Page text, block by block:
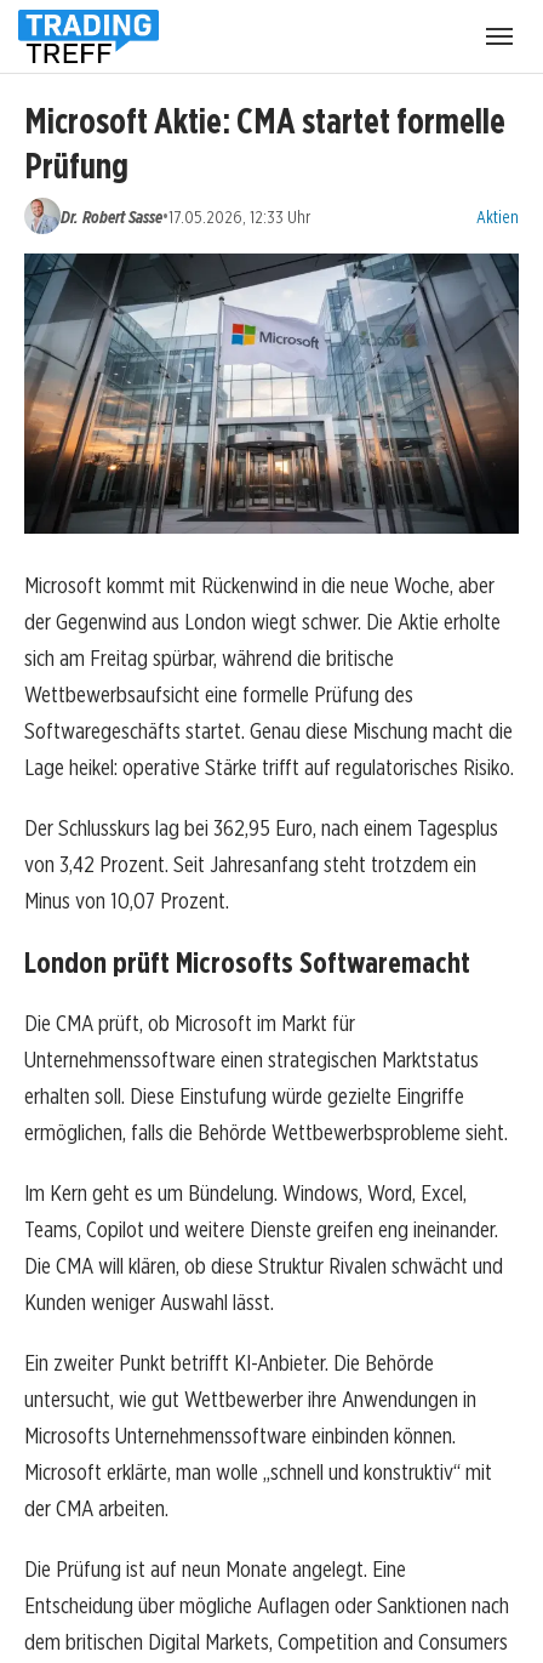
Microsoft Aktie: CMA startet formelle
Prüfung
Dr. Robert Sasse•17.05.2026, 12:33 Uhr Aktien
Microsoft kommt mit Rückenwind in die neue Woche, aber
der Gegenwind aus London wiegt schwer. Die Aktie erholte
sich am Freitag spürbar, während die britische
Wettbewerbsaufsicht eine formelle Prüfung des
Softwaregeschäfts startet. Genau diese Mischung macht die
Lage heikel: operative Stärke trifft auf regulatorisches Risiko.
Der Schlusskurs lag bei 362,95 Euro, nach einem Tagesplus
von 3,42 Prozent. Seit Jahresanfang steht trotzdem ein
Minus von 10,07 Prozent.
London prüft Microsofts Softwaremacht
Die CMA prüft, ob Microsoft im Markt für
Unternehmenssoftware einen strategischen Marktstatus
erhalten soll. Diese Einstufung würde gezielte Eingriffe
ermöglichen, falls die Behörde Wettbewerbsprobleme sieht.
Im Kern geht es um Bündelung. Windows, Word, Excel,
Teams, Copilot und weitere Dienste greifen eng ineinander.
Die CMA will klären, ob diese Struktur Rivalen schwächt und
Kunden weniger Auswahl lässt.
Ein zweiter Punkt betrifft KI-Anbieter. Die Behörde
untersucht, wie gut Wettbewerber ihre Anwendungen in
Microsofts Unternehmenssoftware einbinden können.
Microsoft erklärte, man wolle „schnell und konstruktiv“ mit
der CMA arbeiten.
Die Prüfung ist auf neun Monate angelegt. Eine
Entscheidung über mögliche Auflagen oder Sanktionen nach
dem britischen Digital Markets, Competition and Consumers